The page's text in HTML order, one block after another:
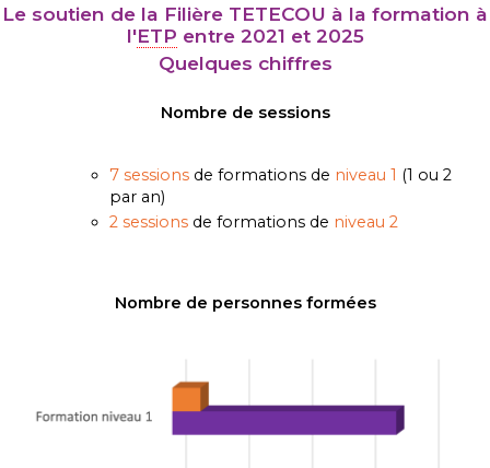
Le soutien de la Filière TETECOU à la formation à
l'ETP entre 2021 et 2025
Quelques chiffres
Nombre de sessions
7 sessions de formations de niveau 1 (1 ou 2
par an)
2 sessions de formations de niveau 2
Nombre de personnes formées